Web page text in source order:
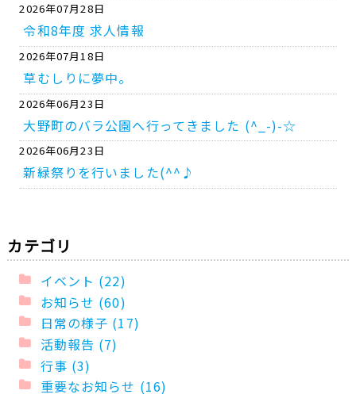
2026年07月28日
令和8年度 求人情報
2026年07月18日
草むしりに夢中。
2026年06月23日
大野町のバラ公園へ行ってきました (^_-)-☆
2026年06月23日
新緑祭りを行いました(^^♪
カテゴリ
イベント (22)
お知らせ (60)
日常の様子 (17)
活動報告 (7)
行事 (3)
重要なお知らせ (16)